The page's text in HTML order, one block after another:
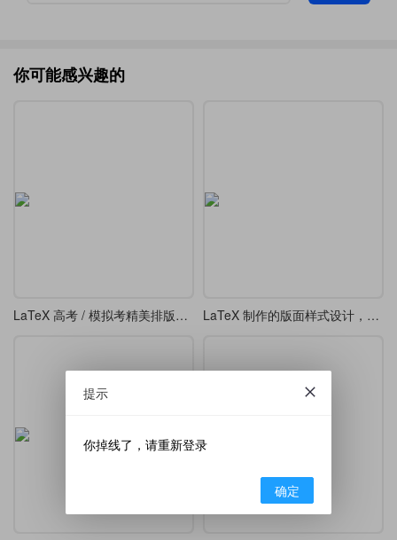
你可能感兴趣的
LaTeX 高考 / 模拟考精美排版模板 LaTeX 制作的版面样式设计，漂亮的 tcolorbox 盒子
提示
你掉线了，请重新登录
确定